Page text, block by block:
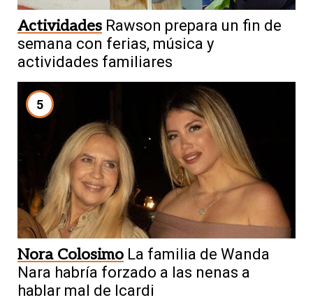
Actividades Rawson prepara un fin de
semana con ferias, música y
actividades familiares
5
Nora Colosimo La familia de Wanda
Nara habría forzado a las nenas a
hablar mal de Icardi